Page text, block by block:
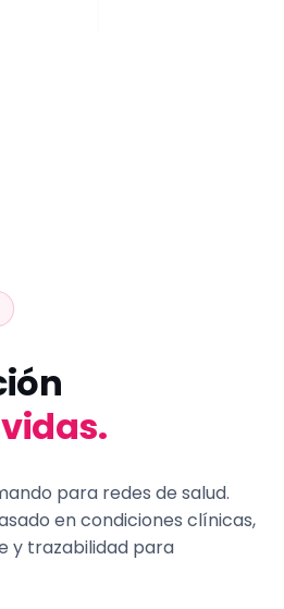
para redes de salud.
en condiciones clínicas,
y trazabilidad para